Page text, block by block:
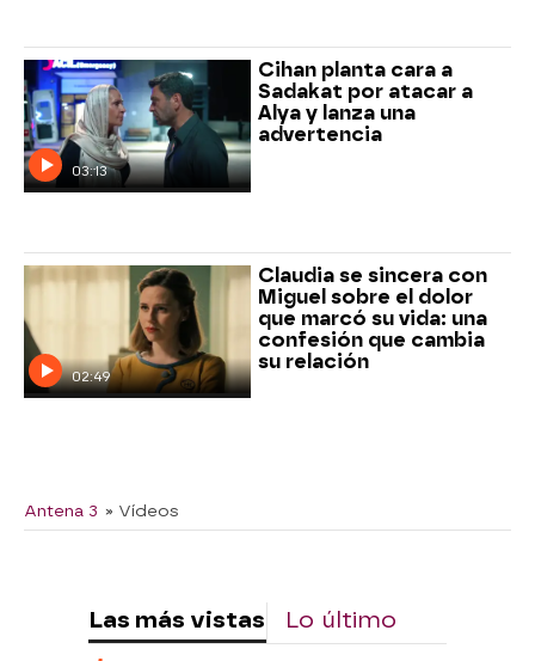
03:13
Cihan planta cara a
Sadakat por atacar a
Alya y lanza una
advertencia
02:49
Claudia se sincera con
Miguel sobre el dolor
que marcó su vida: una
confesión que cambia
su relación
Antena 3 » Vídeos
Las más vistas Lo último